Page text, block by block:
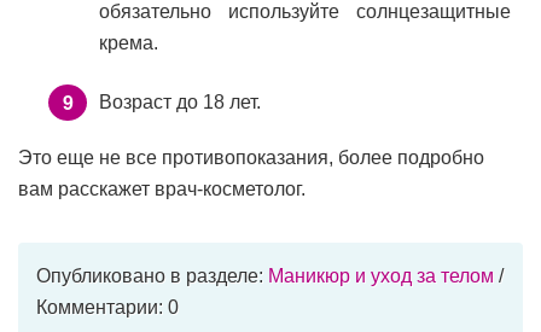
обязательно используйте солнцезащитные
крема.
Возраст до 18 лет.
Это еще не все противопоказания, более подробно
вам расскажет врач-косметолог.
Опубликовано в разделе: Маникюр и уход за телом /
Комментарии: 0